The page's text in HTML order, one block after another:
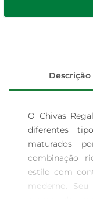
Descrição
O Chivas
diferentes
maturados
combinação
estilo com
moderno.